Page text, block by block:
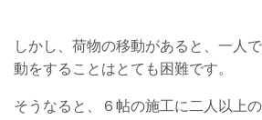
しかし、荷物の移動があると、一人
動をすることはとても困難です。
そうなると、６帖の施工に二人以上